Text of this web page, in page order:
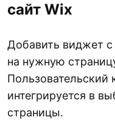
сайт Wix
Добавить виджет
на нужную
Пользовательский
интегрируется в
страницы.